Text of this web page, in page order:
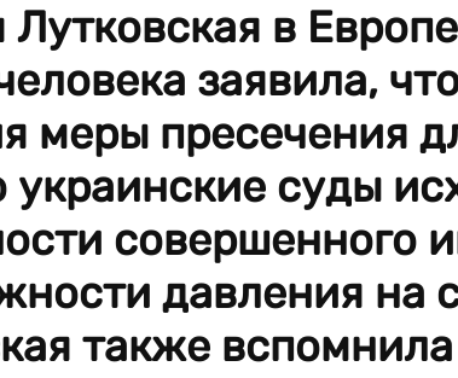
Лутковская в
заявила,
меры пресечения
украинские суды
совершенного
давления на
также